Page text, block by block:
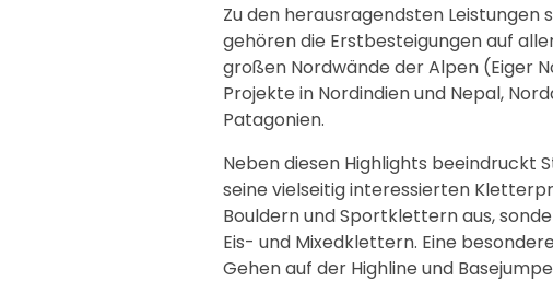
Zu den herausragendsten
gehören die Erstbesteigungen auf
großen Nordwände der Alpen (Eiger
Projekte in Nordindien und Nepal,
Patagonien.
Neben diesen Highlights beeindruckt
seine vielseitig interessierten
Bouldern und Sportklettern aus,
Eis- und Mixedklettern. Eine
Gehen auf der Highline und